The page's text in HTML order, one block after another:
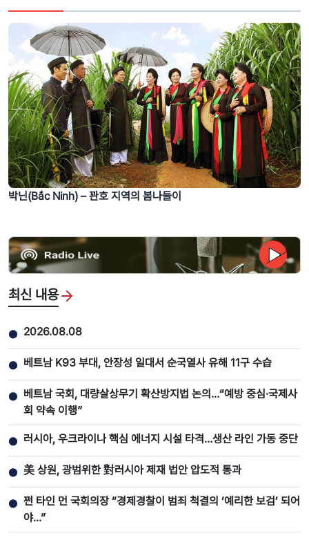
박닌(Bắc Ninh) – 꽌호 지역의 봄나들이
최신 내용
● 2026.08.08
● 베트남 K93 부대, 안장성 일대서 순국열사 유해 11구 수습
● 베트남 국회, 대량살상무기 확산방지법 논의…“예방 중심·국제사
회 약속 이행”
● 러시아, 우크라이나 핵심 에너지 시설 타격…생산 라인 가동 중단
● 美 상원, 광범위한 對러시아 제재 법안 압도적 통과
● 쩐 타인 먼 국회의장 “경제경찰이 범죄 척결의 ‘예리한 보검’ 되어
야…”